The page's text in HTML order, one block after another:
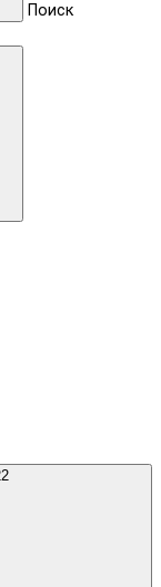
Поиск
+7 921 809 12 22